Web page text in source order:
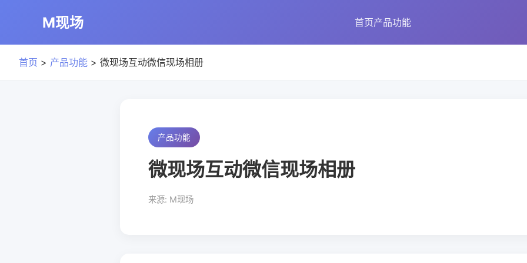
M现场 首页产品功能
首页 > 产品功能 > 微现场互动微信现场相册
产品功能
微现场互动微信现场相册
来源: M现场